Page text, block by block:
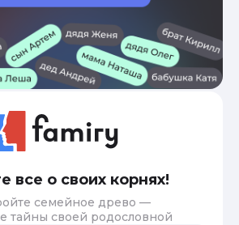
все о своих корнях!
семейное древо —
тайны своей родословной